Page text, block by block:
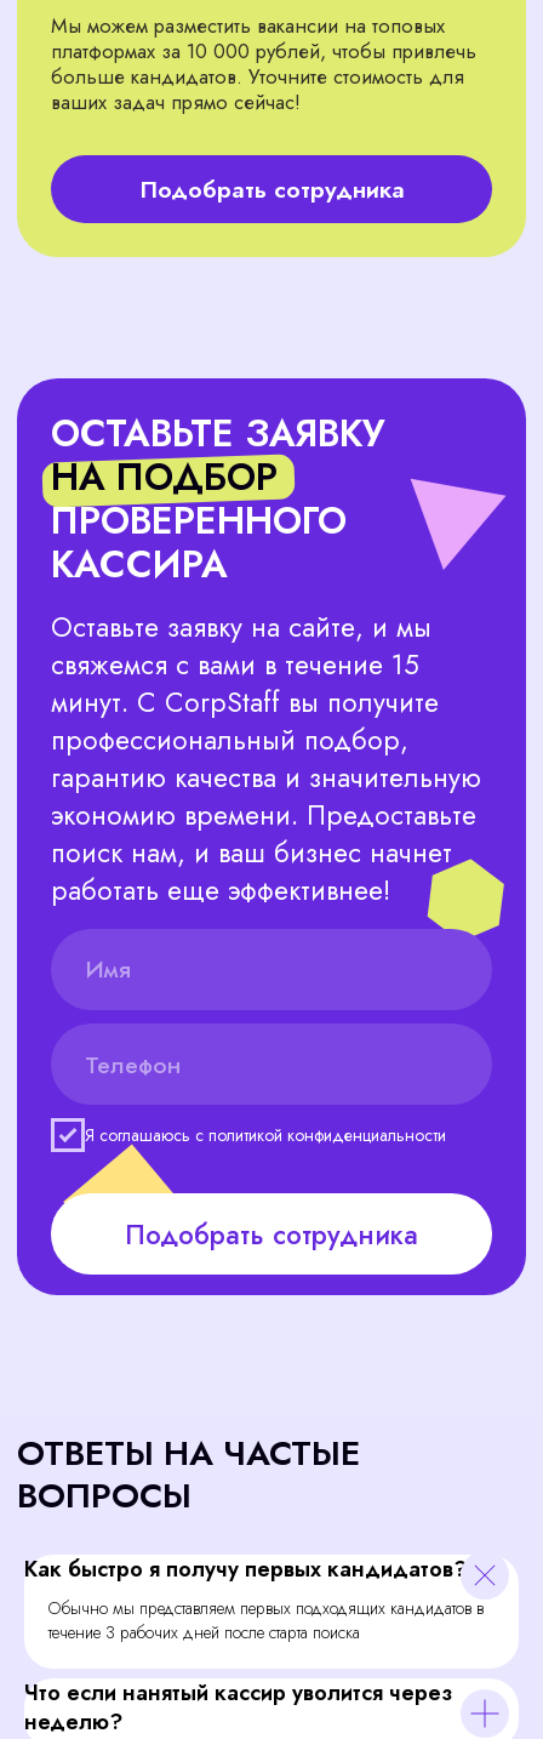
Как быстро я получу первых кандидатов?
Обычно мы представляем первых подходящих кандидатов в
течение 3 рабочих дней после старта поиска
Что если нанятый кассир уволится через
неделю?